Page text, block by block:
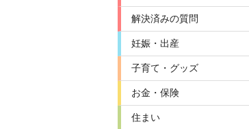
解決済みの質問
妊娠・出産
子育て・グッズ
お金・保険
住まい